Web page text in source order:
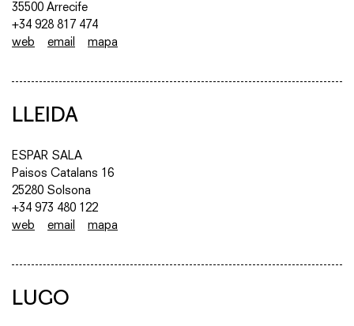
35500 Arrecife
+34 928 817 474
web
email mapa
LLEIDA
ESPAR SALA
Paisos Catalans 16
25280 Solsona
+34 973 480 122
web
email mapa
LUGO